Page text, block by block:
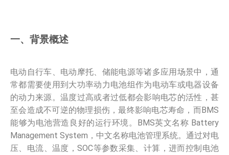
一、背景概述
电动自行车、电动摩托、储能电源等诸多应用场景中，通
常都需要使用到大功率动力电池组作为电动车或电器设备
的动力来源。温度过高或者过低都会影响电芯的活性，甚
至会造成不可逆的物理损伤，最终影响电芯寿命，而BMS
能够为电池营造良好的运行环境。BMS英文名称 Battery
Management System，中文名称电池管理系统。通过对电
压、电流、温度，SOC等参数采集、计算，进而控制电池